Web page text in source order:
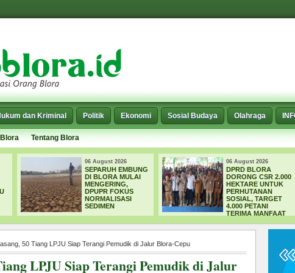
dan Kriminal Politik Ekonomi Sosial Budaya Olahraga
Tentang Blora
2026
EMBUNG
MULAI
FOKUS
06 August 2026
DPRD BLORA
DORONG CSR 2.000
HEKTARE UNTUK
PERHUTANAN
SOSIAL, TARGET
TERIMA MANFAAT
06 August
WADUK
MENELAN
KORBAN,
TEWAS
MENCARI
50 Tiang LPJU Siap Terangi Pemudik di Jalur Blora-Cepu
LPJU Siap Terangi Pemudik di Jalur